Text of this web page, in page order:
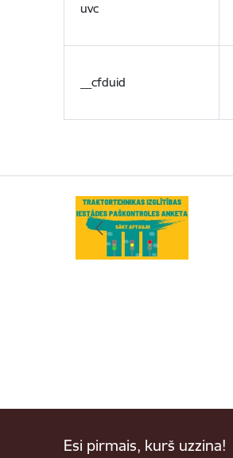
uvc
__cfduid
Esi pirmais, kurš uzzina!